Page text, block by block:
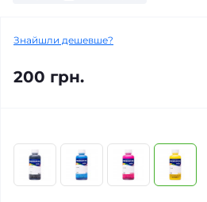
Знайшли дешевше?
200 грн.